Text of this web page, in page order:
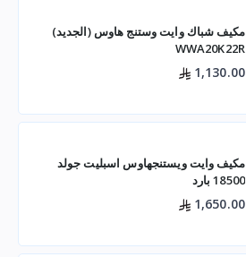
مكيف شباك وايت وستنج هاوس (الجديد)
WWA20K22R
1,130.00
مكيف وايت ويستنجهاوس اسبليت جولد
18500 بارد
1,650.00